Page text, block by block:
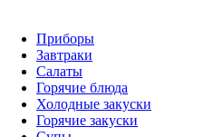
Приборы
Завтраки
Салаты
Горячие блюда
Холодные закуски
Горячие закуски